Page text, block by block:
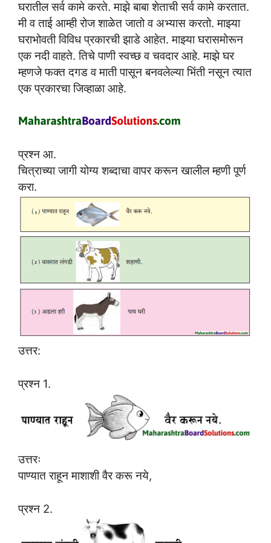
घरातील सर्व कामे करते. माझे बाबा शेताची सर्व कामे करतात.
मी व ताई आम्ही रोज शाळेत जातो व अभ्यास करतो. माझ्या
घराभोवती विविध प्रकारची झाडे आहेत. माझ्या घरासमोरून
एक नदी वाहते. तिचे पाणी स्वच्छ व चवदार आहे. माझे घर
म्हणजे फक्त दगड व माती पासून बनवलेल्या भिंती नसून त्यात
एक प्रकारचा जिव्हाळा आहे.
प्रश्न आ.
चित्राच्या जागी योग्य शब्दाचा वापर करून खालील म्हणी पूर्ण
करा.
उत्तर:
प्रश्न 1.
उत्तरः
पाण्यात राहून माशाशी वैर करू नये,
प्रश्न 2.